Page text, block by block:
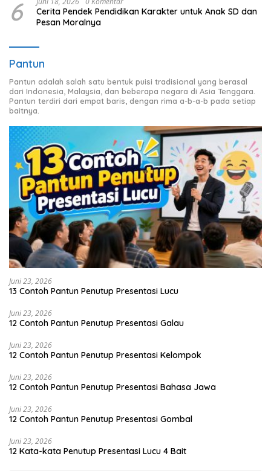
6
Cerita Pendek Pendidikan Karakter untuk Anak SD dan
Pesan Moralnya
Pantun
Pantun adalah salah satu bentuk puisi tradisional yang berasal
dari Indonesia, Malaysia, dan beberapa negara di Asia Tenggara.
Pantun terdiri dari empat baris, dengan rima a-b-a-b pada setiap
baitnya.
Juni 23, 2026
13 Contoh Pantun Penutup Presentasi Lucu
Juni 23, 2026
12 Contoh Pantun Penutup Presentasi Galau
Juni 23, 2026
12 Contoh Pantun Penutup Presentasi Kelompok
Juni 23, 2026
12 Contoh Pantun Penutup Presentasi Bahasa Jawa
Juni 23, 2026
12 Contoh Pantun Penutup Presentasi Gombal
Juni 23, 2026
12 Kata-kata Penutup Presentasi Lucu 4 Bait